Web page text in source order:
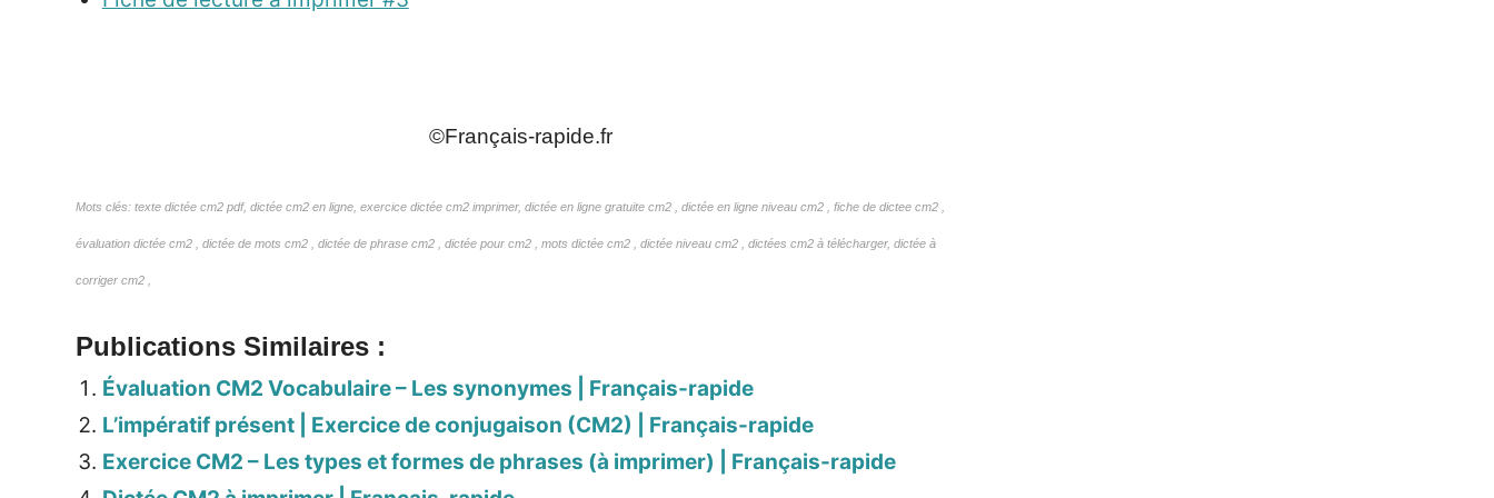
©Français-rapide.fr
Mots clés: texte dictée cm2 pdf, dictée cm2 en ligne, exercice dictée cm2 imprimer, dictée en ligne gratuite cm2 , dictée en ligne niveau cm2 , fiche de dictee cm2 ,
évaluation dictée cm2 , dictée de mots cm2 , dictée de phrase cm2 , dictée pour cm2 , mots dictée cm2 , dictée niveau cm2 , dictées cm2 à télécharger, dictée à
corriger cm2 ,
Publications Similaires :
Évaluation CM2 Vocabulaire – Les synonymes | Français-rapide
L’impératif présent | Exercice de conjugaison (CM2) | Français-rapide
Exercice CM2 – Les types et formes de phrases (à imprimer) | Français-rapide